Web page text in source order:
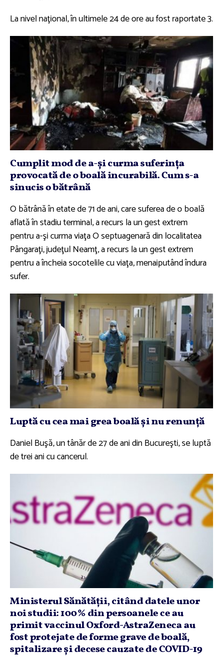
La nivel naţional, în ultimele 24 de ore au fost raportate 3.
Cumplit mod de a-şi curma suferinţa
provocată de o boală incurabilă. Cum s-a
sinucis o bătrână
O bătrână în etate de 71 de ani, care suferea de o boală
aflată în stadiu terminal, a recurs la un gest extrem
pentru a-şi curma viaţa O septuagenară din localitatea
Pângaraţi, judeţul Neamţ, a recurs la un gest extrem
pentru a încheia socotelile cu viaţa, menaiputând îndura
sufer.
Luptă cu cea mai grea boală şi nu renunţă
Daniel Buşă, un tânăr de 27 de ani din Bucureşti, se luptă
de trei ani cu cancerul.
Ministerul Sănătăţii, citând datele unor
noi studii: 100% din persoanele ce au
primit vaccinul Oxford-AstraZeneca au
fost protejate de forme grave de boală,
spitalizare şi decese cauzate de COVID-19